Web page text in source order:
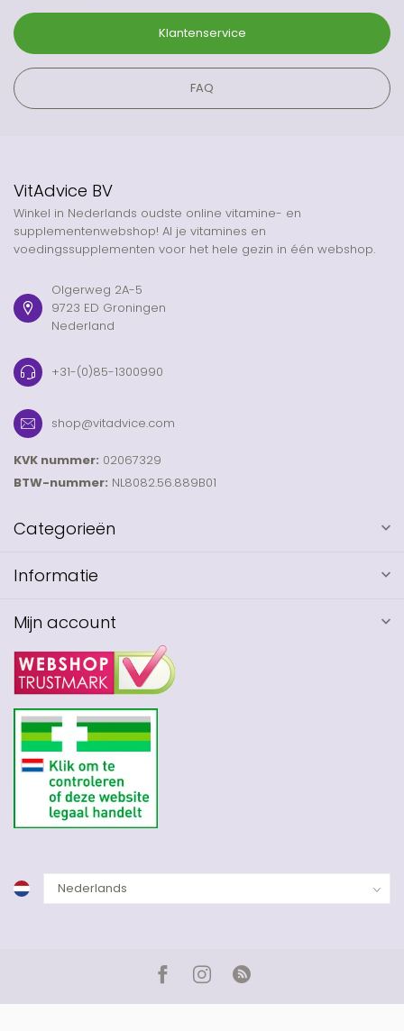
Klantenservice
FAQ
VitAdvice BV
Winkel in Nederlands oudste online vitamine- en
supplementenwebshop! Al je vitamines en
voedingssupplementen voor het hele gezin in één webshop.
Olgerweg 2A-5
9723 ED Groningen
Nederland
+31-(0)85-1300990
shop@vitadvice.com
KVK nummer: 02067329
BTW-nummer: NL8082.56.889B01
Categorieën
Informatie
Mijn account